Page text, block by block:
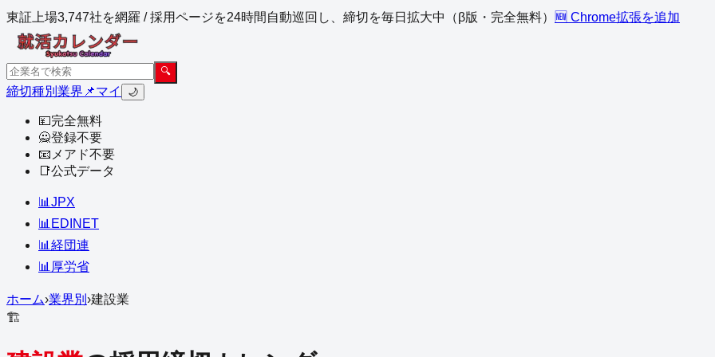
東証上場3,747社を網羅 / 採用ページを24時間自動巡回し、締切を毎日拡大中（β版・完全無料） 🆕 Chrome拡張を追加
🔍
締切種別 業界 📌マイ 🌙
💴完全無料
🙅登録不要
📧 メアド不要
📑公式データ
📊 JPX
📊 EDINET
📊 経団連
📊 厚労省
ホーム›業界別 ›建設業
🏗️